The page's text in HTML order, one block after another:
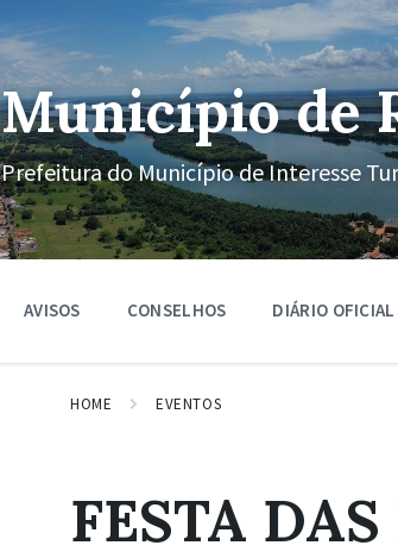
Município de
Prefeitura do Município de Interesse
AVISOS CONSELHOS DIÁRIO OFICIAL
HOME EVENTOS
FESTA